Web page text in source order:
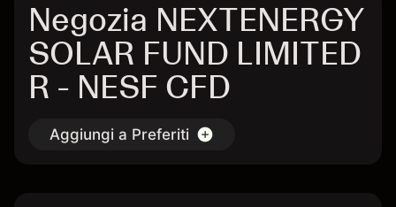
Negozia NEXTENERGY
SOLAR FUND LIMITED
R - NESF CFD
Aggiungi a Preferiti